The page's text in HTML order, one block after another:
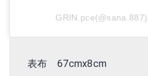
表布 67cmx8cm